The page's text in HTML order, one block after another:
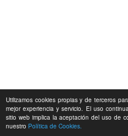
Utilizamos cookies propias y de terceros
mejor experiencia y servicio. El uso
sitio web implica la aceptación del uso de
nuestro Política de Cookies.